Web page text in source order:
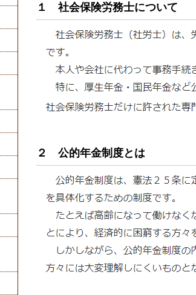
１ 社会保険労務士について
２ 公的年金制度とは